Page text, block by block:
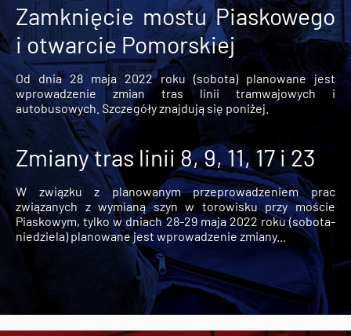
Zamknięcie mostu Piaskowego
i otwarcie Pomorskiej
Od dnia 28 maja 2022 roku (sobota) planowane jest
wprowadzenie zmian tras linii tramwajowych i
autobusowych. Szczegóły znajdują się poniżej.
Zmiany tras linii 8, 9, 11, 17 i 23
W związku z planowanym przeprowadzeniem prac
związanych z wymianą szyn w torowisku przy moście
Piaskowym, tylko w dniach 28-29 maja 2022 roku (sobota-
niedziela) planowane jest wprowadzenie zmiany...